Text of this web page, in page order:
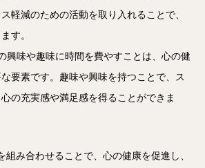
軽減のための活動を取り入れることで、
す。
興味や趣味に時間を費やすことは、心の健
要素です。趣味や興味を持つことで、ス
の充実感や満足感を得ることができま
組み合わせることで、心の健康を促進し、